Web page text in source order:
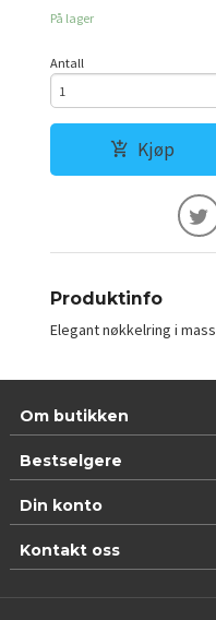
På lager
Antall
Kjøp
Produktinfo
Elegant nøkkelring i
Om butikken
Bestselgere
Din konto
Kontakt oss